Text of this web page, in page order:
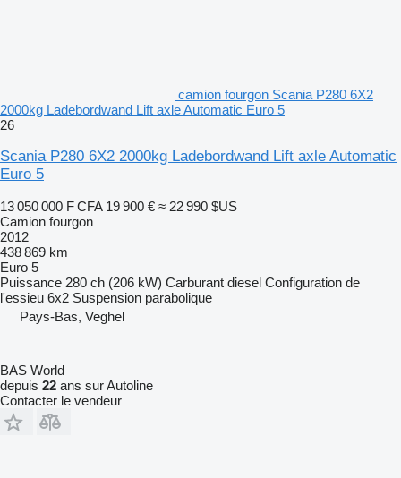
camion fourgon Scania P280 6X2
2000kg Ladebordwand Lift axle Automatic Euro 5
26
Scania P280 6X2 2000kg Ladebordwand Lift axle Automatic
Euro 5
13 050 000 F CFA 19 900 € ≈ 22 990 $US
Camion fourgon
2012
438 869 km
Euro 5
Puissance 280 ch (206 kW) Carburant diesel Configuration de
l'essieu 6x2 Suspension parabolique
Pays-Bas, Veghel
BAS World
depuis 22 ans sur Autoline
Contacter le vendeur